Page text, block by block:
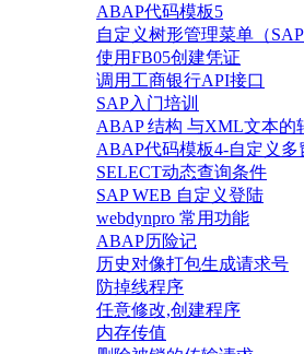
ABAP代码模板5
自定义树形管理菜单（SAP
使用FB05创建凭证
调用工商银行API接口
SAP入门培训
ABAP 结构 与XML文本的
ABAP代码模板4-自定义
SELECT动态查询条件
SAP WEB 自定义登陆
webdynpro 常用功能
ABAP历险记
历史对像打包生成请求号
防掉线程序
任意修改,创建程序
内存传值